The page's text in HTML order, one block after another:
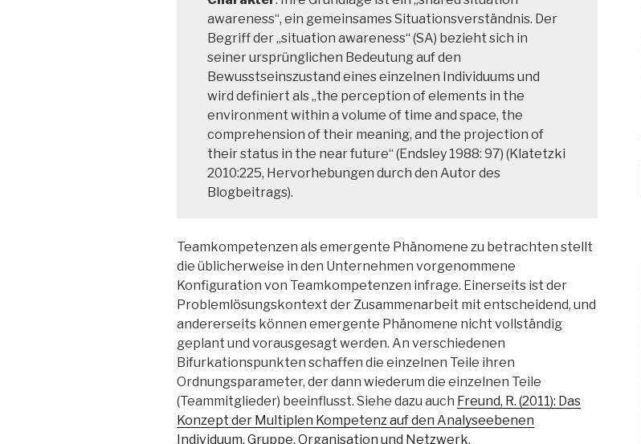
awareness“, ein gemeinsames Situationsverständnis. Der
Begriff der „situation awareness“ (SA) bezieht sich in
seiner ursprünglichen Bedeutung auf den
Bewusstseinszustand eines einzelnen Individuums und
wird definiert als „the perception of elements in the
environment within a volume of time and space, the
comprehension of their meaning, and the projection of
their status in the near future“ (Endsley 1988: 97) (Klatetzki
2010:225, Hervorhebungen durch den Autor des
Blogbeitrags).
Teamkompetenzen als emergente Phänomene zu betrachten stellt
die üblicherweise in den Unternehmen vorgenommene
Konfiguration von Teamkompetenzen infrage. Einerseits ist der
Problemlösungskontext der Zusammenarbeit mit entscheidend, und
andererseits können emergente Phänomene nicht vollständig
geplant und vorausgesagt werden. An verschiedenen
Bifurkationspunkten schaffen die einzelnen Teile ihren
Ordnungsparameter, der dann wiederum die einzelnen Teile
(Teammitglieder) beeinflusst. Siehe dazu auch Freund, R. (2011): Das
Konzept der Multiplen Kompetenz auf den Analyseebenen
Individuum, Gruppe, Organisation und Netzwerk.